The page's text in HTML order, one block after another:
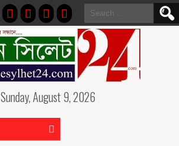
Search
for:
Sunday, August 9, 2026